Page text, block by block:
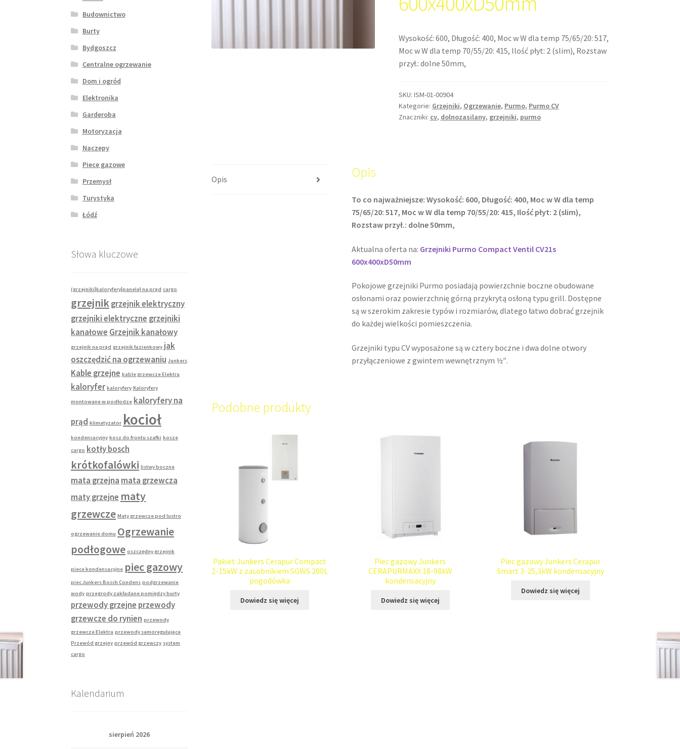
Wysokość: 600, Długość: 400, Moc w W dla temp 75/65/20: 517,
Moc w W dla temp 70/55/20: 415, Ilość płyt: 2 (slim), Rozstaw
przył.: dolne 50mm,
SKU: ISM-01-00904
Kategorie: Grzejniki, Ogrzewanie, Purmo, Purmo CV
Znaczniki: cv, dolnozasilany, grzejniki, purmo
Opis Opis
To co najważniejsze: Wysokość: 600, Długość: 400, Moc w W dla temp
75/65/20: 517, Moc w W dla temp 70/55/20: 415, Ilość płyt: 2 (slim),
Rozstaw przył.: dolne 50mm,
Aktualna oferta na: Grzejniki Purmo Compact Ventil CV21s
600x400xD50mm
Pokojowe grzejniki Purmo posiadają powierzchnie boczne obudowane
osłonami oraz powierzchnię górną przykrytą osłoną typu grill. Dostępne
są w szerokim zakresie typów i rozmiarów, dlatego łatwo dobrać grzejnik
do każdej wielkości pomieszczenia.
Grzejniki typu CV wyposażone są w cztery boczne i dwa dolne otwory
przyłączeniowe z gwintem wewnętrznym ½″.
Podobne produkty
Pakiet Junkers Cerapur Compact
2-15kW z zasobnikiem SGWS 200L
pogodówka
Dowiedz się więcej
Piec gazowy Junkers
CERAPURMAXX 18-98kW
kondensacyjny
Dowiedz się więcej
Piec gazowy Junkers Cerapur
Smart 3-25,3kW kondensacyjny
Dowiedz się więcej
Budownictwo
Burty
Bydgoszcz
Centralne ogrzewanie
Dom i ogród
Elektronika
Garderoba
Motoryzacja
Naczepy
Piece gazowe
Przemysł
Turystyka
Łódź
Słowa kluczowe
(grzejniki|kaloryfery|panele} na prąd cargo
grzejnikgrzejnik elektryczny
grzejniki elektryczne grzejniki
kanałowe Grzejnik kanałowy
grzejnik na prąd grzejnik łazienkowy jak
oszczędzić na ogrzewaniu Junkers
Kable grzejne kable grzewcze Elektra
kaloryfer kaloryfery Kaloryfery
montowane w podłodze kaloryfery na
prąd klimatyzator kocioł
kondensacyjny kosz do frontu szafki kosze
cargo kotły bosch
krótkofalówki listwy boczne
mata grzejna mata grzewcza
maty grzejne maty
grzewcze Maty grzewcze pod lustro
ogrzewanie domu Ogrzewanie
podłogowe oszczędny grzejnik
piece kondensacyjne piec gazowy
piec Junkers Bosch Condens podgrzewanie
wody przegrody zakładane pomiędzy burty
przewody grzejne przewody
grzewcze do rynien przewody
grzewcze Elektra przewody samoregulujące
Przewód grzejny przewód grzewczy system
cargo
Kalendarium
sierpień 2026